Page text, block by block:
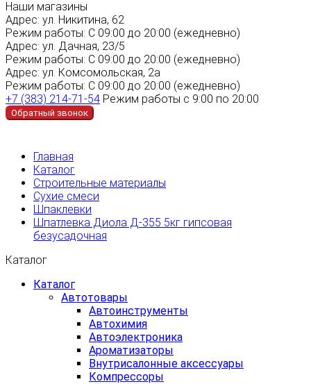
Наши магазины
Адрес: ул. Никитина, 62
Режим работы: С 09:00 до 20:00 (ежедневно)
Адрес: ул. Дачная, 23/5
Режим работы: С 09:00 до 20:00 (ежедневно)
Адрес: ул. Комсомольская, 2а
Режим работы: С 09:00 до 20:00 (ежедневно)
+7 (383) 214-71-54 Режим работы с 9:00 по 20:00
Обратный звонок
Главная
Каталог
Строительные материалы
Сухие смеси
Шпаклевки
Шпатлевка Диола Д-355 5кг гипсовая
безусадочная
Каталог
Каталог
Автотовары
Автоинструменты
Автохимия
Автоэлектроника
Ароматизаторы
Внутрисалонные аксессуары
Компрессоры